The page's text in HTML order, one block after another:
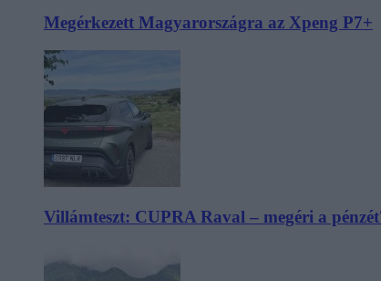
Megérkezett Magyarországra az Xpeng P7+
Villámteszt: CUPRA Raval – megéri a